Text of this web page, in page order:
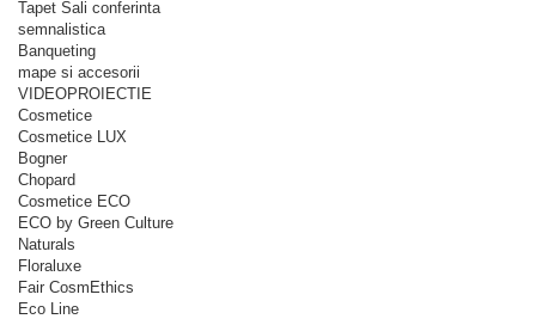
Tapet Sali conferinta
semnalistica
Banqueting
mape si accesorii
VIDEOPROIECTIE
Cosmetice
Cosmetice LUX
Bogner
Chopard
Cosmetice ECO
ECO by Green Culture
Naturals
Floraluxe
Fair CosmEthics
Eco Line